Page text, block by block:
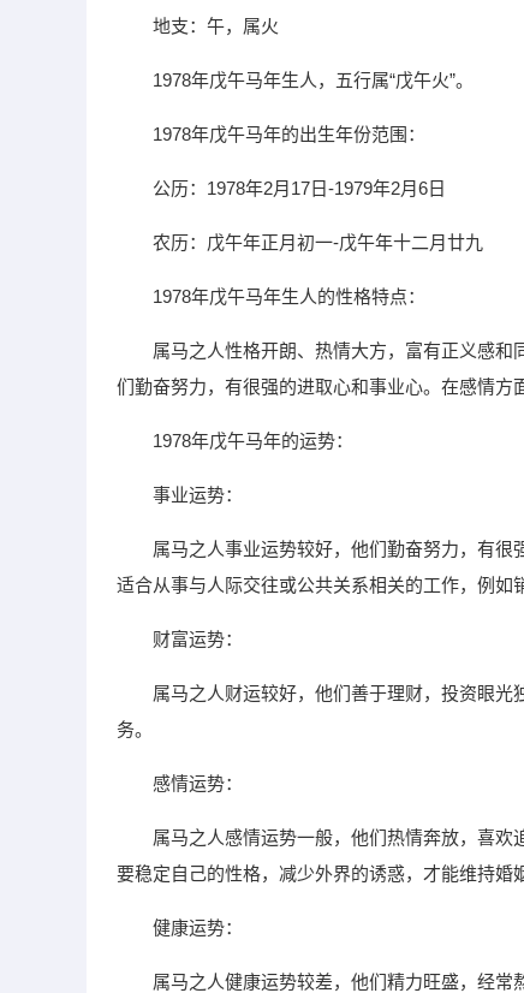
地支：午，属火
1978年戊午马年生人，五行属“戊午火”。
1978年戊午马年的出生年份范围：
公历：1978年2月17日-1979年2月6日
农历：戊午年正月初一-戊午年十二月廿九
1978年戊午马年生人的性格特点：
属马之人性格开朗、热情大方，富有正义感
们勤奋努力，有很强的进取心和事业心。在感情方
1978年戊午马年的运势：
事业运势：
属马之人事业运势较好，他们勤奋努力，有很
适合从事与人际交往或公共关系相关的工作，例如
财富运势：
属马之人财运较好，他们善于理财，投资眼
务。
感情运势：
属马之人感情运势一般，他们热情奔放，喜
要稳定自己的性格，减少外界的诱惑，才能维持婚
健康运势：
属马之人健康运势较差，他们精力旺盛，经